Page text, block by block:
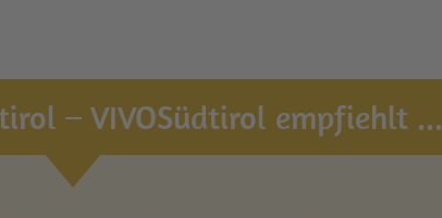
– VIVOSüdtirol empfiehlt ...